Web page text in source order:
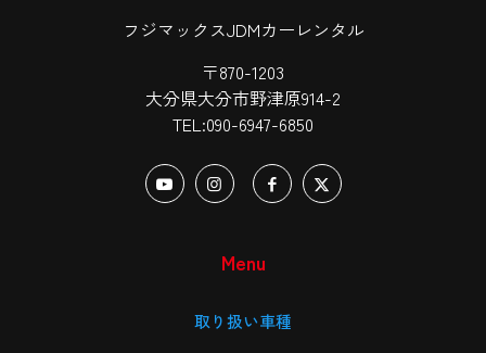
フジマックスJDMカーレンタル
〒870-1203
大分県大分市野津原914-2
TEL:090-6947-6850
Menu
取り扱い車種